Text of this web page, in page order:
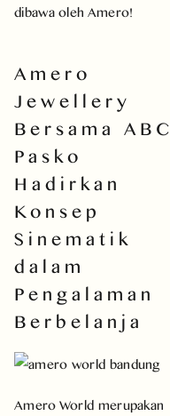
dibawa oleh Amero!
Amero
Jewellery
Bersama ABC
Pasko
Hadirkan
Konsep
Sinematik
dalam
Pengalaman
Berbelanja
Amero World merupakan